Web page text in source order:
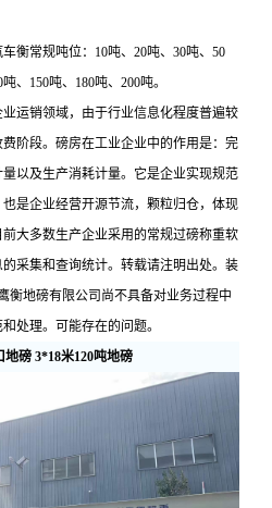
衡常规吨位：10吨、20吨、30吨、50
、150吨、180吨、200吨。
运销领域，由于行业信息化程度普遍较
阶段。磅房在工业企业中的作用是：完
以及生产消耗计量。它是企业实现规范
是企业经营开源节流，颗粒归仓，体现
大多数生产企业采用的常规过磅称重软
采集和查询统计。转载请注明出处。装
衡地磅有限公司尚不具备对业务过程中
处理。可能存在的问题。
磅 3*18米120吨地磅